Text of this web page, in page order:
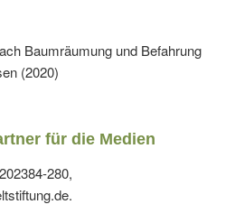
Baumräumung und Befahrung
(2020)
für die Medien
280,